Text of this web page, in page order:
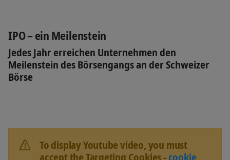
IPO – ein Meilenstein
Jedes Jahr erreichen Unternehmen den
Meilenstein des Börsengangs an der Schweizer
Börse
To display Youtube video, you must
accept the Targeting Cookies -cookie